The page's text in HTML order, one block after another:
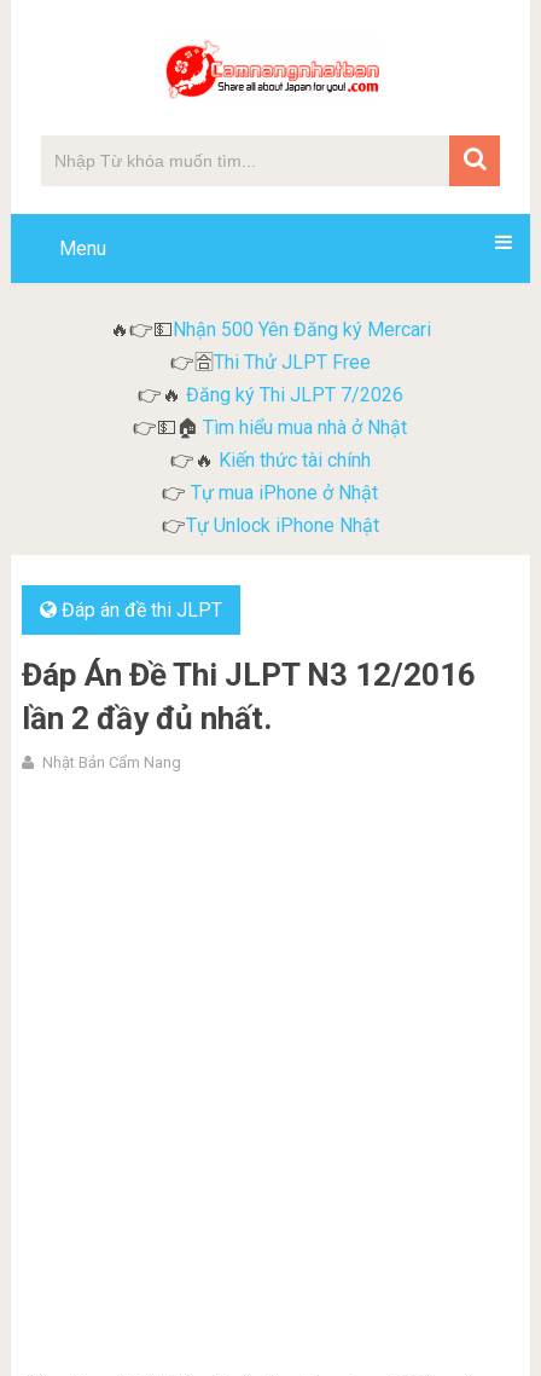
Menu
🔥👉💵Nhận 500 Yên Đăng ký Mercari
👉🈴Thi Thử JLPT Free
👉🔥 Đăng ký Thi JLPT 7/2026
👉💵🏠Tìm hiểu mua nhà ở Nhật
👉🔥 Kiến thức tài chính
👉 Tự mua iPhone ở Nhật
👉Tự Unlock iPhone Nhật
Đáp án đề thi JLPT
Đáp Án Đề Thi JLPT N3 12/2016
lần 2 đầy đủ nhất.
Nhật Bản Cẩm Nang